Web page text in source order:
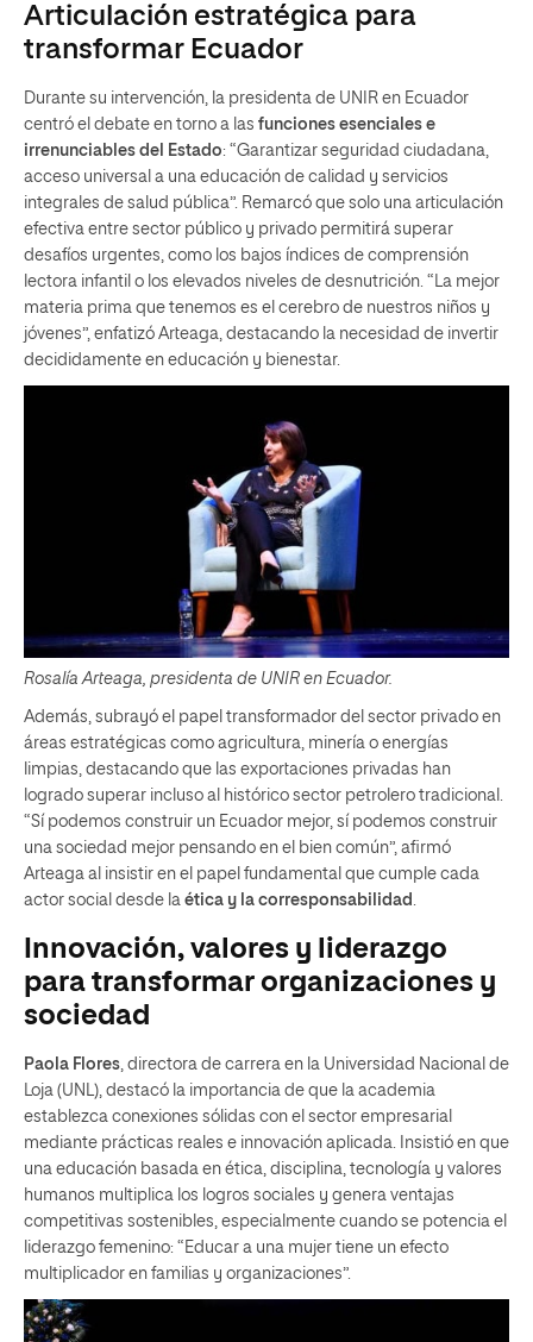
Articulación estratégica para
transformar Ecuador
Durante su intervención, la presidenta de UNIR en Ecuador
centró el debate en torno a las funciones esenciales e
irrenunciables del Estado: “Garantizar seguridad ciudadana,
acceso universal a una educación de calidad y servicios
integrales de salud pública”. Remarcó que solo una articulación
efectiva entre sector público y privado permitirá superar
desafíos urgentes, como los bajos índices de comprensión
lectora infantil o los elevados niveles de desnutrición. “La mejor
materia prima que tenemos es el cerebro de nuestros niños y
jóvenes”, enfatizó Arteaga, destacando la necesidad de invertir
decididamente en educación y bienestar.
Rosalía Arteaga, presidenta de UNIR en Ecuador.
Además, subrayó el papel transformador del sector privado en
áreas estratégicas como agricultura, minería o energías
limpias, destacando que las exportaciones privadas han
logrado superar incluso al histórico sector petrolero tradicional.
“Sí podemos construir un Ecuador mejor, sí podemos construir
una sociedad mejor pensando en el bien común”, afirmó
Arteaga al insistir en el papel fundamental que cumple cada
actor social desde la ética y la corresponsabilidad .
Innovación, valores y liderazgo
para transformar organizaciones y
sociedad
Paola Flores, directora de carrera en la Universidad Nacional de
Loja (UNL), destacó la importancia de que la academia
establezca conexiones sólidas con el sector empresarial
mediante prácticas reales e innovación aplicada. Insistió en que
una educación basada en ética, disciplina, tecnología y valores
humanos multiplica los logros sociales y genera ventajas
competitivas sostenibles, especialmente cuando se potencia el
liderazgo femenino: “Educar a una mujer tiene un efecto
multiplicador en familias y organizaciones”.